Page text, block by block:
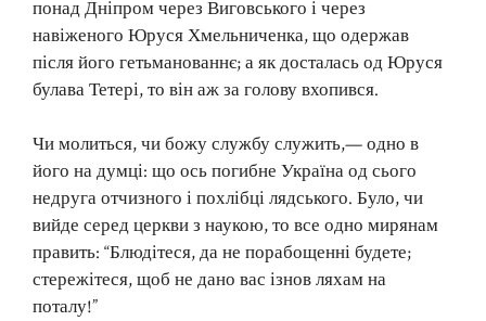
понад Дніпром через Виговського і через
навіженого Юруся Хмельниченка, що одержав
після його гетьманованнє; а як досталась од Юруся
булава Тетері, то він аж за голову вхопився.
Чи молиться, чи божу службу служить,— одно в
його на думці: що ось погибне Україна од сього
недруга отчизного і похлібці лядського. Було, чи
вийде серед церкви з наукою, то все одно мирянам
править: “Блюдітеся, да не порабощенні будете;
стережітеся, щоб не дано вас ізнов ляхам на
поталу!”